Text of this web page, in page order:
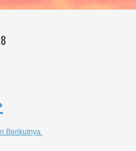
Berikutnya